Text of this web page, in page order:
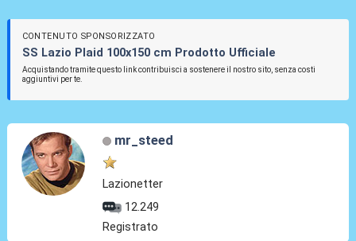
CONTENUTO SPONSORIZZATO
SS Lazio Plaid 100x150 cm Prodotto Ufficiale
Acquistando tramite questo link contribuisci a sostenere il nostro sito, senza costi
aggiuntivi per te.
mr_steed
Lazionetter
12.249
Registrato